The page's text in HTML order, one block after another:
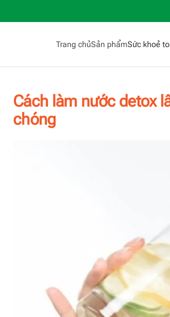
Trang chủSản phẩmSức khoẻ
Cách làm nước detox
chóng